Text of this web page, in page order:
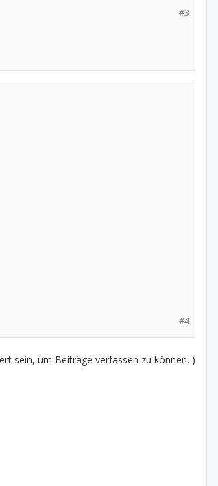
#3
#4
sein, um Beiträge verfassen zu können. )